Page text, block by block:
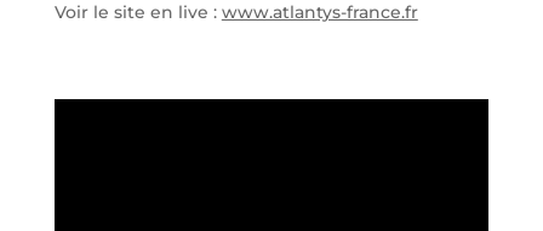
Voir le site en live : www.atlantys-france.fr